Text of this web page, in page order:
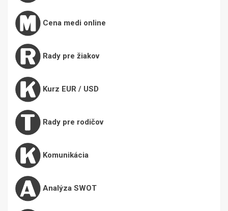
Cena medi online
Rady pre žiakov
Kurz EUR / USD
Rady pre rodičov
Komunikácia
Analýza SWOT